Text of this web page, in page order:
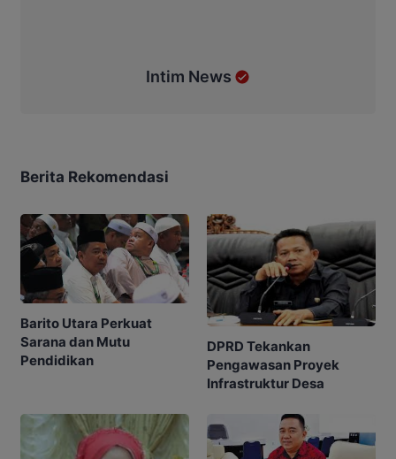
Intim News
Berita Rekomendasi
Barito Utara Perkuat
Sarana dan Mutu
Pendidikan
DPRD Tekankan
Pengawasan Proyek
Infrastruktur Desa